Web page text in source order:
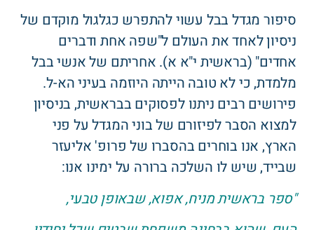
סיפור מגדל בבל עשוי להתפרש כגלגול מוקדם של
ניסיון לאחד את העולם ל"שפה אחת ודברים
אחדים" (בראשית י"א א). אחריתם של אנשי בבל
מלמדת, כי לא טובה הייתה היוזמה בעיני הא-ל.
פירושים רבים ניתנו לפסוקים בבראשית, בניסיון
למצוא הסבר לפיזורם של בוני המגדל על פני
הארץ, אנו בוחרים בהסברו של פרופ' אליעזר
שבייד, שיש לו השלכה ברורה על ימינו אנו:
"ספר בראשית מניח, אפוא, שבאופן טבעי,